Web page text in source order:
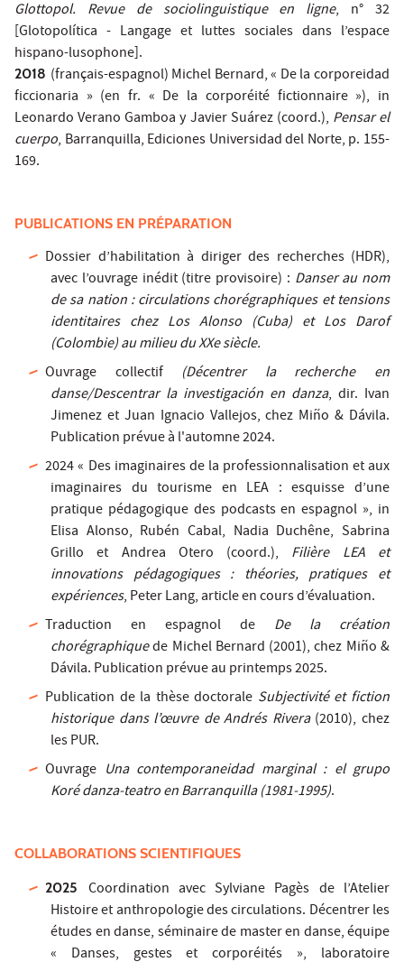
Glottopol. Revue de sociolinguistique en ligne, n° 32
[Glotopolítica - Langage et luttes sociales dans l’espace
hispano-lusophone].
2018 (français-espagnol) Michel Bernard, « De la corporeidad
ficcionaria » (en fr. « De la corporéité fictionnaire »), in
Leonardo Verano Gamboa y Javier Suárez (coord.), Pensar el
cuerpo, Barranquilla, Ediciones Universidad del Norte, p. 155-
169.
PUBLICATIONS EN PRÉPARATION
Dossier d’habilitation à diriger des recherches (HDR),
avec l’ouvrage inédit (titre provisoire) : Danser au nom
de sa nation : circulations chorégraphiques et tensions
identitaires chez Los Alonso (Cuba) et Los Darof
(Colombie) au milieu du XXe siècle.
Ouvrage collectif (Décentrer la recherche en
danse/Descentrar la investigación en danza, dir. Ivan
Jimenez et Juan Ignacio Vallejos, chez Miño & Dávila.
Publication prévue à l'automne 2024.
2024 « Des imaginaires de la professionnalisation et aux
imaginaires du tourisme en LEA : esquisse d’une
pratique pédagogique des podcasts en espagnol », in
Elisa Alonso, Rubén Cabal, Nadia Duchêne, Sabrina
Grillo et Andrea Otero (coord.), Filière LEA et
innovations pédagogiques : théories, pratiques et
expériences, Peter Lang, article en cours d’évaluation.
Traduction en espagnol de De la création
chorégraphiquede Michel Bernard (2001), chez Miño &
Dávila. Publication prévue au printemps 2025.
Publication de la thèse doctorale Subjectivité et fiction
historique dans l’œuvre de Andrés Rivera (2010), chez
les PUR.
Ouvrage Una contemporaneidad marginal : el grupo
Koré danza-teatro en Barranquilla (1981-1995).
COLLABORATIONS SCIENTIFIQUES
2025 Coordination avec Sylviane Pagès de l’Atelier
Histoire et anthropologie des circulations. Décentrer les
études en danse, séminaire de master en danse, équipe
« Danses, gestes et corporéités », laboratoire